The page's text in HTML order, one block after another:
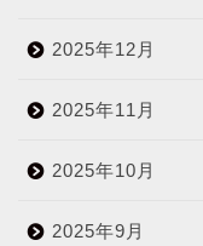
2025年12月
2025年11月
2025年10月
2025年9月